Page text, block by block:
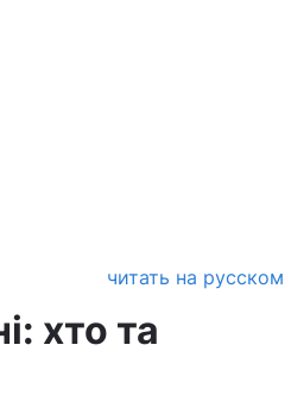
читать на русском
хто та